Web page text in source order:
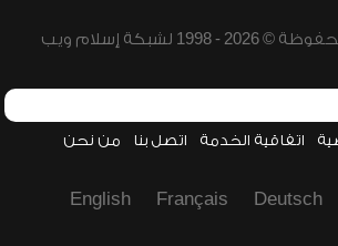
لشبكة إسلام ويب
اتفاقية الخدمة اتصل بنا من نحن
Deutsch
Français
English